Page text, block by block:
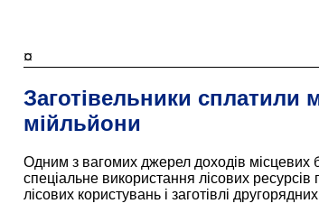
¤
Заготівельники сплатили
мійльйони
Одним з вагомих джерел доходів місцевих
спеціальне використання лісових ресурсів
лісових користувань і заготівлі